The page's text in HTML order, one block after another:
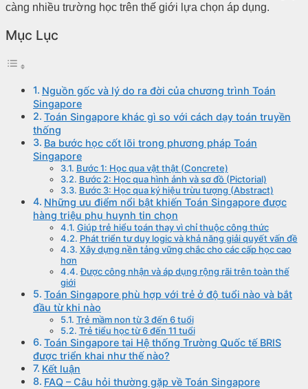
càng nhiều trường học trên thế giới lựa chọn áp dụng.
Mục Lục
Nguồn gốc và lý do ra đời của chương trình Toán
Singapore
Toán Singapore khác gì so với cách dạy toán truyền
thống
Ba bước học cốt lõi trong phương pháp Toán
Singapore
Bước 1: Học qua vật thật (Concrete)
Bước 2: Học qua hình ảnh và sơ đồ (Pictorial)
Bước 3: Học qua ký hiệu trừu tượng (Abstract)
Những ưu điểm nổi bật khiến Toán Singapore được
hàng triệu phụ huynh tin chọn
Giúp trẻ hiểu toán thay vì chỉ thuộc công thức
Phát triển tư duy logic và khả năng giải quyết vấn đề
Xây dựng nền tảng vững chắc cho các cấp học cao
hơn
Được công nhận và áp dụng rộng rãi trên toàn thế
giới
Toán Singapore phù hợp với trẻ ở độ tuổi nào và bắt
đầu từ khi nào
Trẻ mầm non từ 3 đến 6 tuổi
Trẻ tiểu học từ 6 đến 11 tuổi
Toán Singapore tại Hệ thống Trường Quốc tế BRIS
được triển khai như thế nào?
Kết luận
FAQ – Câu hỏi thường gặp về Toán Singapore